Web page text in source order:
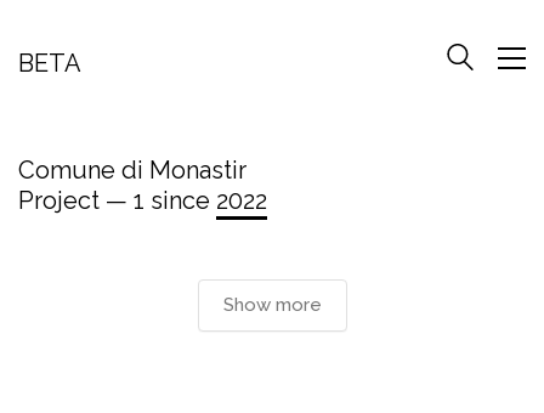
BETA
Comune di Monastir
Project — 1 since 2022
Show more